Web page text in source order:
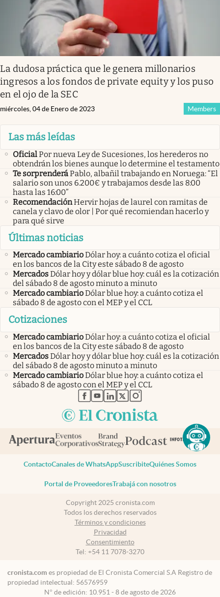
La dudosa práctica que le genera millonarios
ingresos a los fondos de private equity y los puso
en el ojo de la SEC
Members
miércoles, 04 de Enero de 2023
Las más leídas
OficialPor nueva Ley de Sucesiones, los herederos no
obtendrán los bienes aunque lo determine el testamento
Te sorprenderáPablo, albañil trabajando en Noruega: “El
salario son unos 6.200€ y trabajamos desde las 8:00
hasta las 16:00”
RecomendaciónHervir hojas de laurel con ramitas de
canela y clavo de olor | Por qué recomiendan hacerlo y
para qué sirve
Últimas noticias
Mercado cambiarioDólar hoy: a cuánto cotiza el oficial
en los bancos de la City este sábado 8 de agosto
MercadosDólar hoy y dólar blue hoy: cuál es la cotización
del sábado 8 de agosto minuto a minuto
Mercado cambiarioDólar blue hoy: a cuánto cotiza el
sábado 8 de agosto con el MEP y el CCL
Cotizaciones
Mercado cambiarioDólar hoy: a cuánto cotiza el oficial
en los bancos de la City este sábado 8 de agosto
MercadosDólar hoy y dólar blue hoy: cuál es la cotización
del sábado 8 de agosto minuto a minuto
Mercado cambiarioDólar blue hoy: a cuánto cotiza el
sábado 8 de agosto con el MEP y el CCL
abre en nueva pestaña
abre en nueva pestaña
abre en nueva pestaña
abre en nueva pestaña
abre en nueva pestaña
ContactoCanales de WhatsAppSuscribiteQuiénes Somos
Portal de ProveedoresTrabajá con nosotros
Copyright 2025 cronista.com
Todos los derechos reservados
Términos y condiciones
Privacidad
Consentimiento
Tel: +54 11 7078-3270
cronista.com es propiedad de El Cronista Comercial S.A Registro de
propiedad intelectual: 56576959
N° de edición: 10.951 - 8 de agosto de 2026